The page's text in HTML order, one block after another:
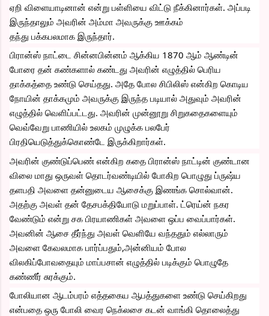
ஏறி விளையாடினான் என்று பள்ளியை விட்டு நீக்கினார்கள். அப்படி
இருந்தாலும் அவரின் அம்மா அவருக்கு ஊக்கம்
தந்து பக்கபலமாக இருந்தார்.
பிரான்ஸ் நாட்டை சின்னபின்னம் ஆக்கிய 1870 ஆம் ஆண்டின்
போரை தன் கண்களால் கண்டது அவரின் எழுத்தில் பெரிய
தாக்கத்தை உண்டு செய்தது. அதே போல சிபிலிஸ் என்கிற கொடிய
நோயின் தாக்கமும் அவருக்கு இருந்த படியால் அதுவும் அவரின்
எழுத்தில் வெளிப்பட்டது. அவரின் முன்னூறு சிறுகதைகளையும்
வெவ்வேறு பாணியில் உலகம் முழுக்க பலபேர்
பிரதியெடுத்துக்கொண்டே இருக்கிறார்கள்.
அவரின் குண்டுப்பெண் என்கிற கதை பிரான்ஸ் நாட்டின் குண்டான
விலை மாது ஒருவள் தொடர்வண்டியில் போகிற பொழுது ப்ருஷ்ய
தளபதி அவளை தன்னுடைய ஆசைக்கு இணங்க சொல்வான்.
அதற்கு அவள் தன் தேசபக்தியோடு மறுப்பாள். ட்ரெய்ன் நகர
வேண்டும் என்று சக பிரயாணிகள் அவளை ஒப்ப வைப்பார்கள்.
அவனின் ஆசை தீர்ந்து அவள் வெளியே வந்ததும் எல்லாரும்
அவளை கேவலமாக பார்ப்பதும்,அன்னியம் போல
விலகிப்போவதையும் மாப்பசான் எழுத்தில் படிக்கும் பொழுதே
கண்ணீர் சுரக்கும்.
போலியான ஆடம்பரம் எத்தகைய ஆபத்துகளை உண்டு செய்கிறது
என்பதை ஒரு போலி வைர நெக்லசை கடன் வாங்கி தொலைத்து